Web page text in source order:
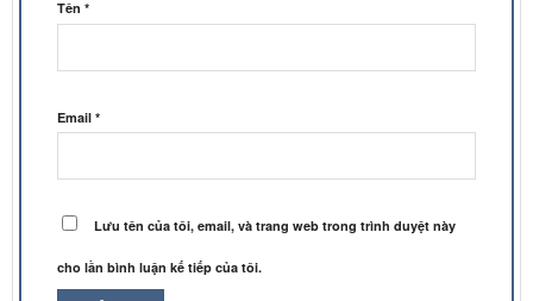
Tên *
Email *
Lưu tên của tôi, email, và trang web trong trình duyệt này
cho lần bình luận kế tiếp của tôi.